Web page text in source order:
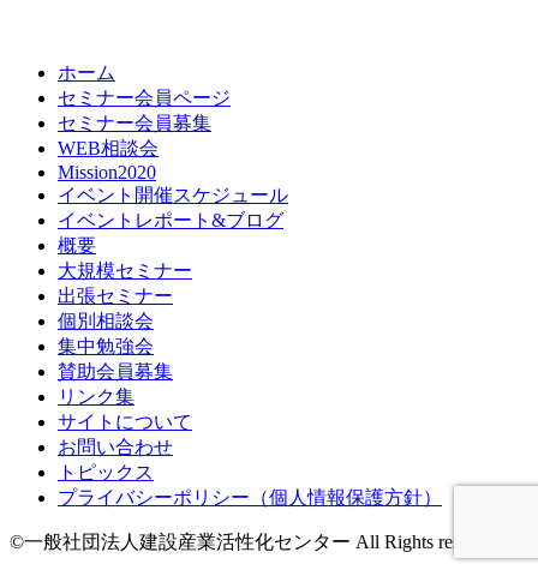
ホーム
セミナー会員ページ
セミナー会員募集
WEB相談会
Mission2020
イベント開催スケジュール
イベントレポート&ブログ
概要
大規模セミナー
出張セミナー
個別相談会
集中勉強会
賛助会員募集
リンク集
サイトについて
お問い合わせ
トピックス
プライバシーポリシー（個人情報保護方針）
©一般社団法人建設産業活性化センター All Rights reserved.